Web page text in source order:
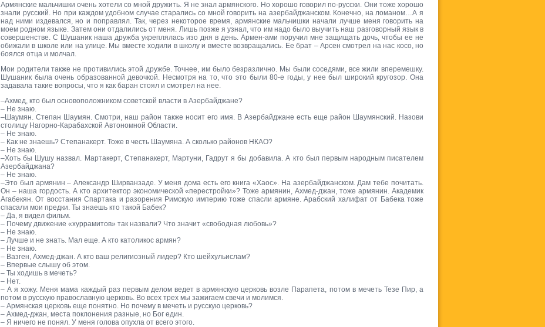
Армянские мальчишки очень хотели со мной дружить. Я не знал армянского. Но хорошо говорил по-русски. Они тоже хорошо
знали русский. Но при каждом удобном случае старались со мной говорить на азербайджанском. Конечно, на ломаном…А я
над ними издевался, но и поправлял. Так, через некоторое время, армянские мальчишки начали лучше меня говорить на
моем родном языке. Затем они отдалились от меня. Лишь позже я узнал, что им надо было выучить наш разговорный язык в
совершенстве. С Шушаник наша дружба укреплялась изо дня в день. Армен-ами поручил мне защищать дочь, чтобы ее не
обижали в школе или на улице. Мы вместе ходили в школу и вместе возвращались. Ее брат – Арсен смотрел на нас косо, но
боялся отца и молчал.
Мои родители также не противились этой дружбе. Точнее, им было безразлично. Мы были соседями, все жили вперемешку.
Шушаник была очень образованной девочкой. Несмотря на то, что это были 80-е годы, у нее был широкий кругозор. Она
задавала такие вопросы, что я как баран стоял и смотрел на нее.
–Ахмед, кто был основоположником советской власти в Азербайджане?
– Не знаю.
–Шаумян. Степан Шаумян. Смотри, наш район также носит его имя. В Азербайджане есть еще район Шаумянский. Назови
столицу Нагорно-Карабахской Автономной Области.
– Не знаю.
– Как не знаешь? Степанакерт. Тоже в честь Шаумяна. А сколько районов НКАО?
– Не знаю.
–Хоть бы Шушу назвал. Мартакерт, Степанакерт, Мартуни, Гадрут я бы добавила. А кто был первым народным писателем
Азербайджана?
– Не знаю.
–Это был армянин – Александр Ширванзаде. У меня дома есть его книга «Хаос». На азербайджанском. Дам тебе почитать.
Он – наша гордость. А кто архитектор экономической «перестройки»? Тоже армянин, Ахмед-джан, тоже армянин. Академик
Агабекян. От восстания Спартака и разорения Римскую империю тоже спасли армяне. Арабский халифат от Бабека тоже
спасали мои предки. Ты знаешь кто такой Бабек?
– Да, я видел фильм.
– Почему движение «хуррамитов» так назвали? Что значит «свободная любовь»?
– Не знаю.
– Лучше и не знать. Мал еще. А кто католикос армян?
– Не знаю.
– Вазген, Ахмед-джан. А кто ваш религиозный лидер? Кто шейхульислам?
– Впервые слышу об этом.
– Ты ходишь в мечеть?
– Нет.
– А я хожу. Меня мама каждый раз первым делом ведет в армянскую церковь возле Парапета, потом в мечеть Тезе Пир, а
потом в русскую православную церковь. Во всех трех мы зажигаем свечи и молимся.
– Армянская церковь еще понятно. Но почему в мечеть и русскую церковь?
– Ахмед-джан, места поклонения разные, но Бог един.
– Я ничего не понял. У меня голова опухла от всего этого.